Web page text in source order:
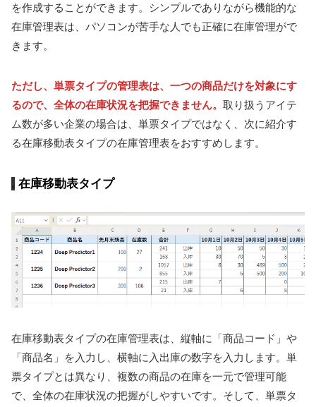
を作成することができます。シンプルでありながら機能的な
在庫管理表は、パソコンが苦手な人でも正確に在庫管理がで
きます。
ただし、単票タイプの管理表は、一つの商品だけを対象にす
るので、全体の在庫状況を把握できません。 取り扱うアイテ
ム数が多い企業の場合は、単票タイプではなく、次に紹介す
る在庫移動表タイプの在庫管理表をおすすめします。
在庫移動表タイプ
在庫移動表タイプの在庫管理表は、縦軸に「商品コード」や
「商品名」を入力し、横軸に入出庫の数字を入力します。単
票タイプとは異なり、複数の商品の在庫を一元で管理可能
で、全体の在庫状況の把握がしやすいです。そして、単票タ